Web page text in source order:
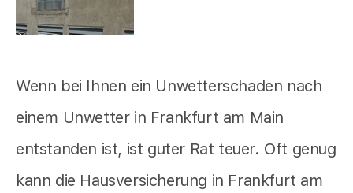
Wenn bei Ihnen ein Unwetterschaden nach
einem Unwetter in Frankfurt am Main
entstanden ist, ist guter Rat teuer. Oft genug
kann die Hausversicherung in Frankfurt am